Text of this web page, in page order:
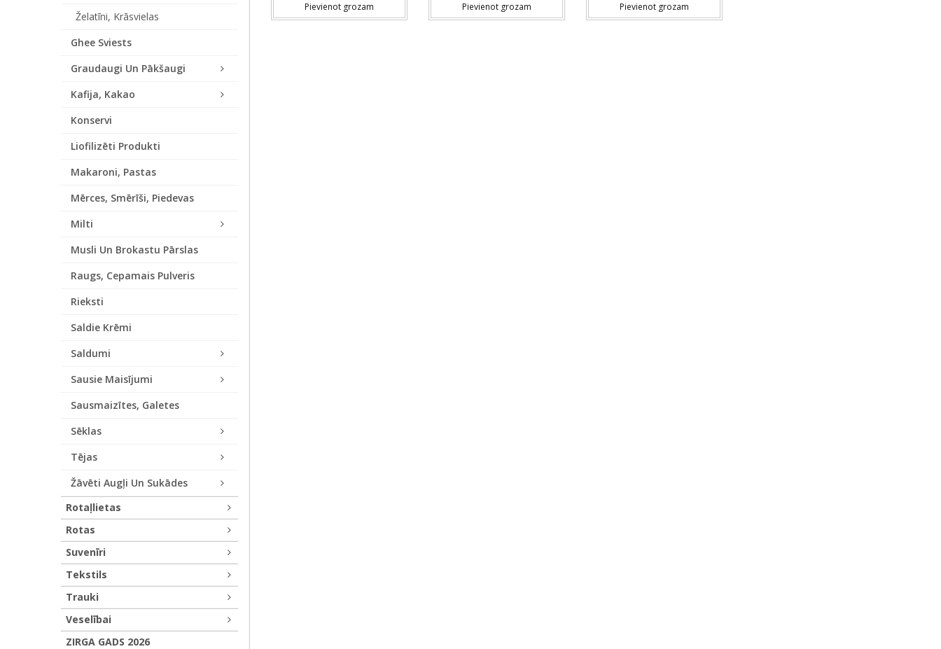
Pievienot grozam Pievienot grozam Pievienot grozam
Želatīni, Krāsvielas
Ghee Sviests
Graudaugi Un Pākšaugi
Kafija, Kakao
Konservi
Liofilizēti Produkti
Makaroni, Pastas
Mērces, Smērīši, Piedevas
Milti
Musli Un Brokastu Pārslas
Raugs, Cepamais Pulveris
Rieksti
Saldie Krēmi
Saldumi
Sausie Maisījumi
Sausmaizītes, Galetes
Sēklas
Tējas
Žāvēti Augļi Un Sukādes
Rotaļlietas
Rotas
Suvenīri
Tekstils
Trauki
Veselībai
ZIRGA GADS 2026